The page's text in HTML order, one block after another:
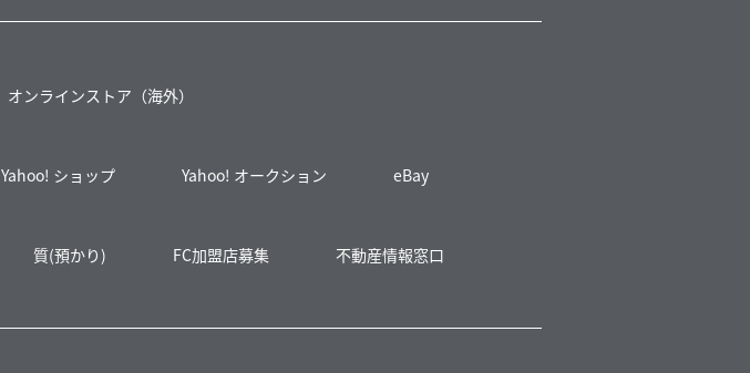
オンラインストア（海外）
Yahoo! ショップ Yahoo! オークション eBay
質(預かり) FC加盟店募集 不動産情報窓口